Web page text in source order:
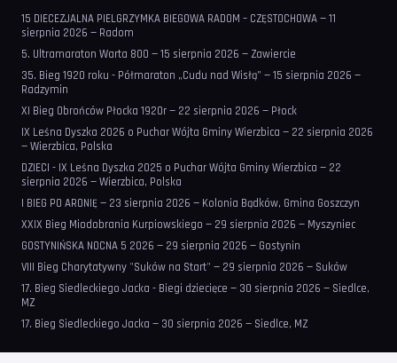
15 DIECEZJALNA PIELGRZYMKA BIEGOWA RADOM – CZĘSTOCHOWA — 11
sierpnia 2026 — Radom
5. Ultramaraton Warta 800 — 15 sierpnia 2026 — Zawiercie
35. Bieg 1920 roku - Półmaraton „Cudu nad Wisłą” — 15 sierpnia 2026 —
Radzymin
XI Bieg Obrońców Płocka 1920r — 22 sierpnia 2026 — Płock
IX Leśna Dyszka 2026 o Puchar Wójta Gminy Wierzbica — 22 sierpnia 2026
— Wierzbica, Polska
DZIECI - IX Leśna Dyszka 2025 o Puchar Wójta Gminy Wierzbica — 22
sierpnia 2026 — Wierzbica, Polska
I BIEG PO ARONIĘ — 23 sierpnia 2026 — Kolonia Bądków, Gmina Goszczyn
XXIX Bieg Miodobrania Kurpiowskiego — 29 sierpnia 2026 — Myszyniec
GOSTYNIŃSKA NOCNA 5 2026 — 29 sierpnia 2026 — Gostynin
VIII Bieg Charytatywny "Suków na Start" — 29 sierpnia 2026 — Suków
17. Bieg Siedleckiego Jacka - Biegi dziecięce — 30 sierpnia 2026 — Siedlce,
MZ
17. Bieg Siedleckiego Jacka — 30 sierpnia 2026 — Siedlce, MZ